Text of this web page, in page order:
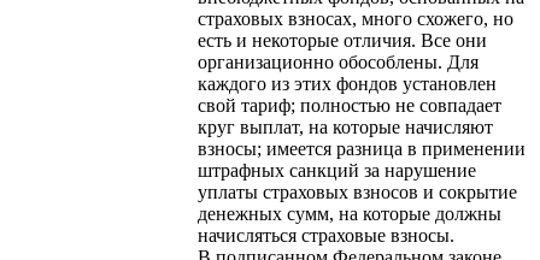
страховых взносах, много схожего, но
есть и некоторые отличия. Все они
организационно обособлены. Для
каждого из этих фондов установлен
свой тариф; полностью не совпадает
круг выплат, на которые начисляют
взносы; имеется разница в применении
штрафных санкций за нарушение
уплаты страховых взносов и сокрытие
денежных сумм, на которые должны
начисляться страховые взносы.